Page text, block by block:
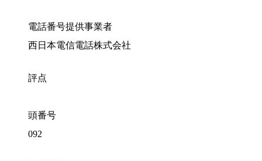
電話番号提供事業者
西日本電信電話株式会社
評点
頭番号
092